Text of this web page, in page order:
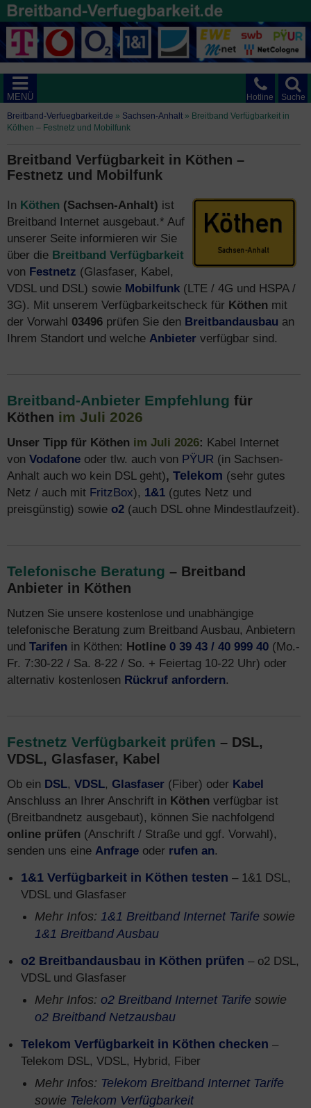
Suche
Hotline
MENÜ
Breitband-Verfuegbarkeit.de » Sachsen-Anhalt » Breitband Verfügbarkeit in
Köthen – Festnetz und Mobilfunk
Breitband Verfügbarkeit in Köthen –
Festnetz und Mobilfunk
In Köthen (Sachsen-Anhalt) ist
Breitband Internet ausgebaut.* Auf
unserer Seite informieren wir Sie
über die Breitband Verfügbarkeit
von Festnetz (Glasfaser, Kabel,
VDSL und DSL) sowie Mobilfunk (LTE / 4G und HSPA /
3G). Mit unserem Verfügbarkeitscheck für Köthen mit
der Vorwahl 03496 prüfen Sie den Breitbandausbau an
Ihrem Standort und welche Anbieter verfügbar sind.
Breitband-Anbieter Empfehlung für
Köthen im Juli 2026
Unser Tipp für Köthen im Juli 2026: Kabel Internet
von Vodafone oder tlw. auch von PŸUR (in Sachsen-
Anhalt auch wo kein DSL geht), Telekom (sehr gutes
Netz / auch mit FritzBox), 1&1 (gutes Netz und
preisgünstig) sowie o2 (auch DSL ohne Mindestlaufzeit).
Telefonische Beratung – Breitband
Anbieter in Köthen
Nutzen Sie unsere kostenlose und unabhängige
telefonische Beratung zum Breitband Ausbau, Anbietern
und Tarifen in Köthen: Hotline 0 39 43 / 40 999 40 (Mo.-
Fr. 7:30-22 / Sa. 8-22 / So. + Feiertag 10-22 Uhr) oder
alternativ kostenlosen Rückruf anfordern.
Festnetz Verfügbarkeit prüfen – DSL,
VDSL, Glasfaser, Kabel
Ob ein DSL, VDSL, Glasfaser (Fiber) oder Kabel
Anschluss an Ihrer Anschrift in Köthen verfügbar ist
(Breitbandnetz ausgebaut), können Sie nachfolgend
online prüfen (Anschrift / Straße und ggf. Vorwahl),
senden uns eine Anfrage oder rufen an.
1&1 Verfügbarkeit in Köthen testen – 1&1 DSL,
VDSL und Glasfaser
Mehr Infos: 1&1 Breitband Internet Tarife sowie
1&1 Breitband Ausbau
o2 Breitbandausbau in Köthen prüfen – o2 DSL,
VDSL und Glasfaser
Mehr Infos: o2 Breitband Internet Tarife sowie
o2 Breitband Netzausbau
Telekom Verfügbarkeit in Köthen checken –
Telekom DSL, VDSL, Hybrid, Fiber
Mehr Infos: Telekom Breitband Internet Tarife
sowie Telekom Verfügbarkeit